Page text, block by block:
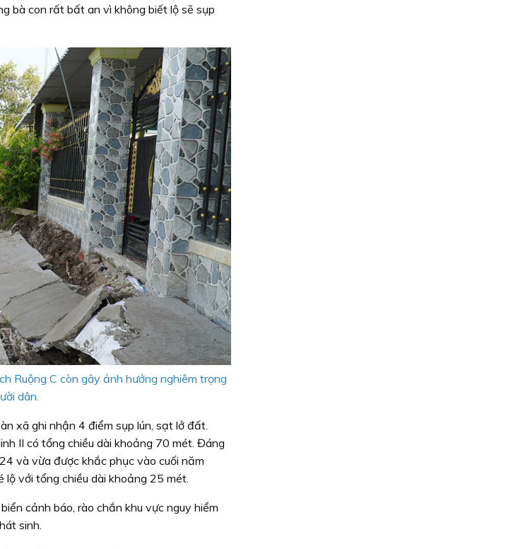
bà con rất bất an vì không biết lộ sẽ sụp
Ruộng C còn gây ảnh hưởng nghiêm trọng
dân.
xã ghi nhận 4 điểm sụp lún, sạt lở đất.
II có tổng chiều dài khoảng 70 mét. Đáng
và vừa được khắc phục vào cuối năm
với tổng chiều dài khoảng 25 mét.
cảnh báo, rào chắn khu vực nguy hiểm
sinh.